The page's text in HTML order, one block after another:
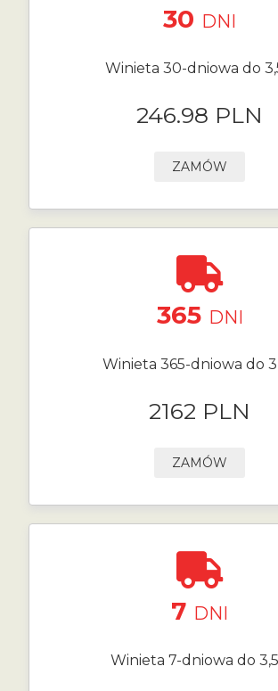
30 DNI
Winieta 30-dniowa do
246.98 PLN
ZAMÓW
365 DNI
Winieta 365-dniowa do
2162 PLN
ZAMÓW
7 DNI
Winieta 7-dniowa do